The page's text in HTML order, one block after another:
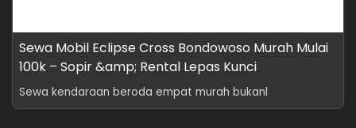
Sewa Mobil Eclipse Cross Bondowoso Murah Mulai
100k – Sopir &amp; Rental Lepas Kunci
Sewa kendaraan beroda empat murah bukanl